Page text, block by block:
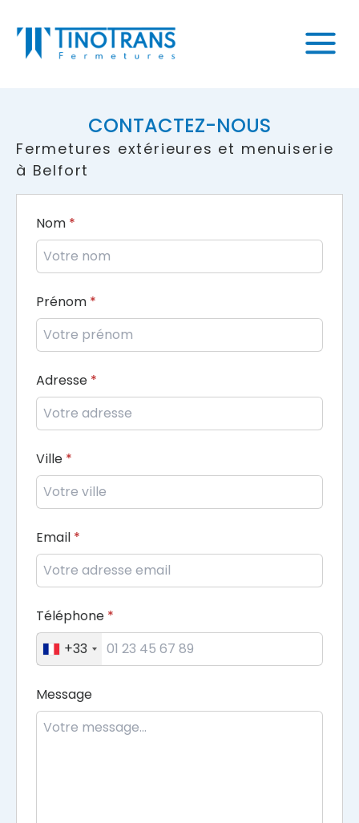
Fermetures extérieures et menuiserie
à Belfort
CONTACTEZ-NOUS
Nom
Prénom
Adresse
Ville
Email
Téléphone
+33
Message